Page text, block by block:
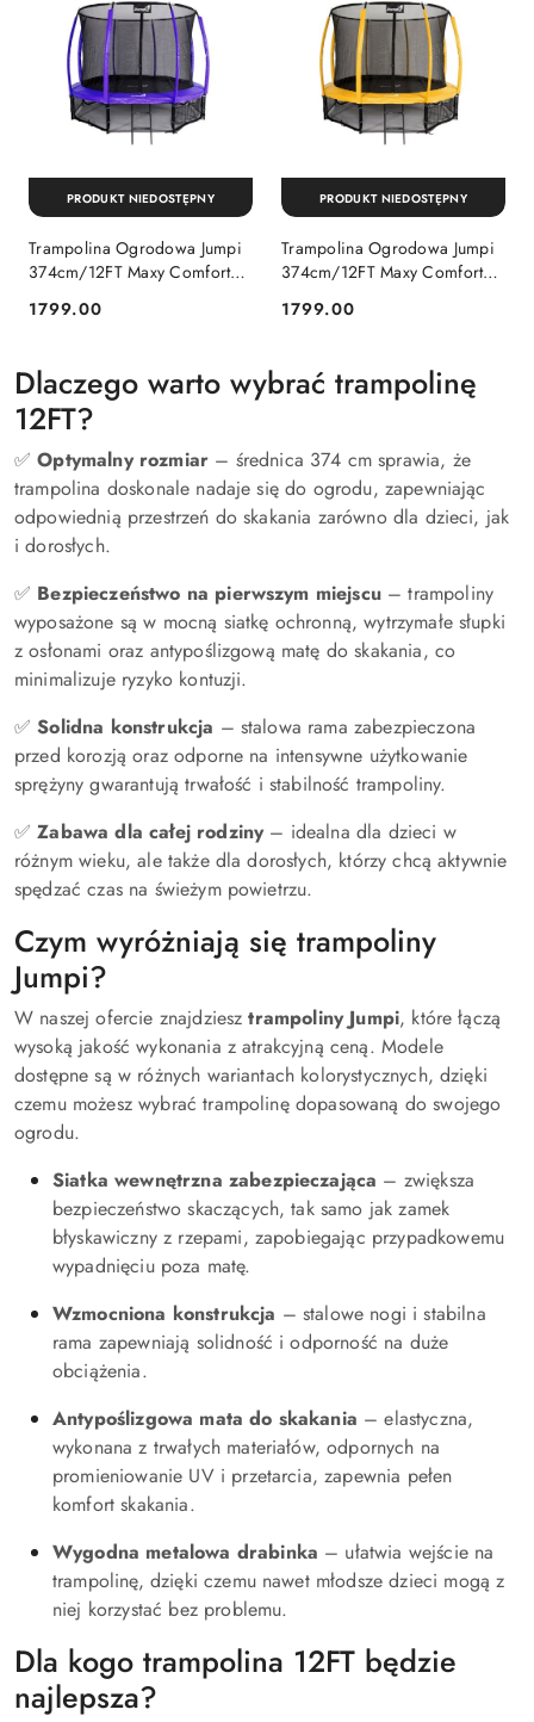
Trampolina Ogrodowa Jumpi
374cm/12FT Maxy Comfort
Siatką Jumpi
Cena:
1799.00
PRODUKT NIEDOSTĘPNY
Trampolina Ogrodowa Jumpi
374cm/12FT Maxy Comfort
Siatką Jumpi
Cena:
1799.00
PRODUKT NIEDOSTĘPNY
Dlaczego warto wybrać trampolinę
12FT?
✅Optymalny rozmiar – średnica 374 cm sprawia, że
trampolina doskonale nadaje się do ogrodu, zapewniając
odpowiednią przestrzeń do skakania zarówno dla dzieci, jak
i dorosłych.
✅ Bezpieczeństwo na pierwszym miejscu– trampoliny
wyposażone są w mocną siatkę ochronną, wytrzymałe słupki
z osłonami oraz antypoślizgową matę do skakania, co
minimalizuje ryzyko kontuzji.
✅Solidna konstrukcja – stalowa rama zabezpieczona
przed korozją oraz odporne na intensywne użytkowanie
sprężyny gwarantują trwałość i stabilność trampoliny.
✅Zabawa dla całej rodziny– idealna dla dzieci w
różnym wieku, ale także dla dorosłych, którzy chcą aktywnie
spędzać czas na świeżym powietrzu.
Czym wyróżniają się trampoliny
Jumpi?
W naszej ofercie znajdziesztrampoliny Jumpi, które łączą
wysoką jakość wykonania z atrakcyjną ceną. Modele
dostępne są w różnych wariantach kolorystycznych, dzięki
czemu możesz wybrać trampolinę dopasowaną do swojego
ogrodu.
Siatka wewnętrzna zabezpieczająca – zwiększa
bezpieczeństwo skaczących, tak samo jak zamek
błyskawiczny z rzepami, zapobiegając przypadkowemu
wypadnięciu poza matę.
Wzmocniona konstrukcja – stalowe nogi i stabilna
rama zapewniają solidność i odporność na duże
obciążenia.
Antypoślizgowa mata do skakania – elastyczna,
wykonana z trwałych materiałów, odpornych na
promieniowanie UV i przetarcia, zapewnia pełen
komfort skakania.
Wygodna metalowa drabinka – ułatwia wejście na
trampolinę, dzięki czemu nawet młodsze dzieci mogą z
niej korzystać bez problemu.
Dla kogo trampolina 12FT będzie
najlepsza?